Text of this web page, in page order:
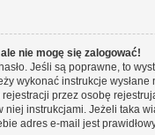
nie mogę się zalogować!
Jeśli są poprawne, to
wykonać instrukcje
przez osobę
instrukcjami. Jeżeli taka
adres e-mail jest